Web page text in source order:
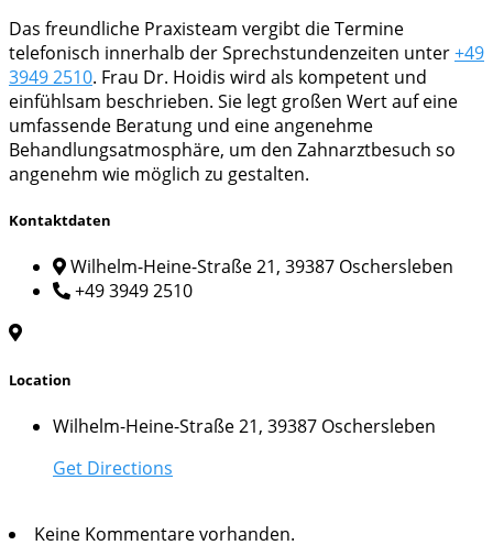
Das freundliche Praxisteam vergibt die Termine
telefonisch innerhalb der Sprechstundenzeiten unter+49
3949 2510. Frau Dr. Hoidis wird als kompetent und
einfühlsam beschrieben. Sie legt großen Wert auf eine
umfassende Beratung und eine angenehme
Behandlungsatmosphäre, um den Zahnarztbesuch so
angenehm wie möglich zu gestalten.
Kontaktdaten
Wilhelm-Heine-Straße 21, 39387 Oschersleben
+49 3949 2510
Location
Wilhelm-Heine-Straße 21, 39387 Oschersleben
Get Directions
Keine Kommentare vorhanden.